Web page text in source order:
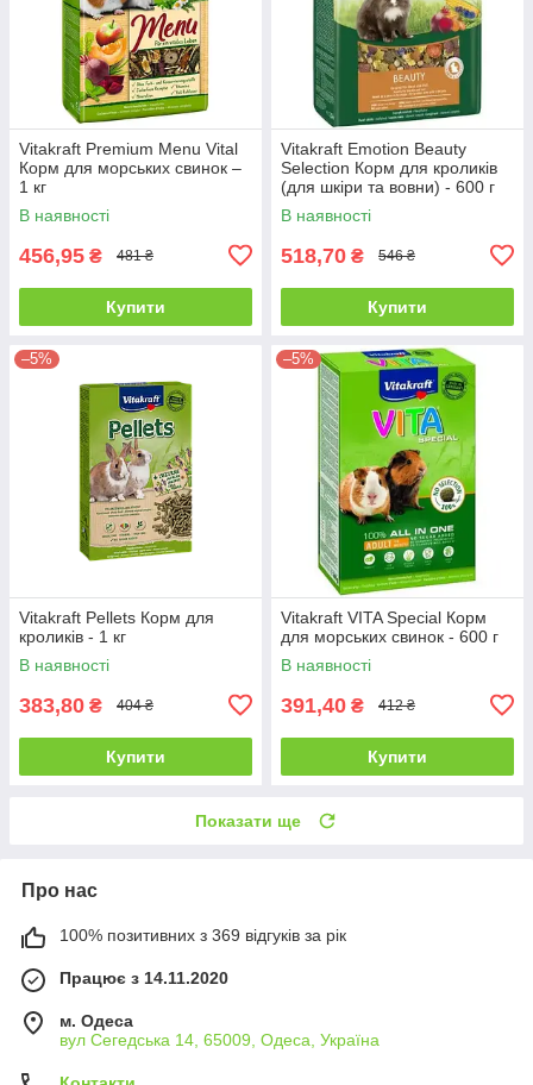
Vitakraft Premium Menu Vital
Корм для морських свинок –
1 кг
В наявності
456,95 ₴ 481 ₴
Купити
Vitakraft Emotion Beauty
Selection Корм для кроликів
(для шкіри та вовни) - 600 г
В наявності
518,70 ₴ 546 ₴
Купити
–5%
Vitakraft Pellets Корм для
кроликів - 1 кг
В наявності
383,80 ₴ 404 ₴
Купити
–5%
Vitakraft VITA Special Корм
для морських свинок - 600 г
В наявності
391,40 ₴ 412 ₴
Купити
Показати ще
Про нас
100% позитивних з 369 відгуків за рік
Працює з 14.11.2020
м. Одеса
вул Сегедська 14, 65009, Одеса, Україна